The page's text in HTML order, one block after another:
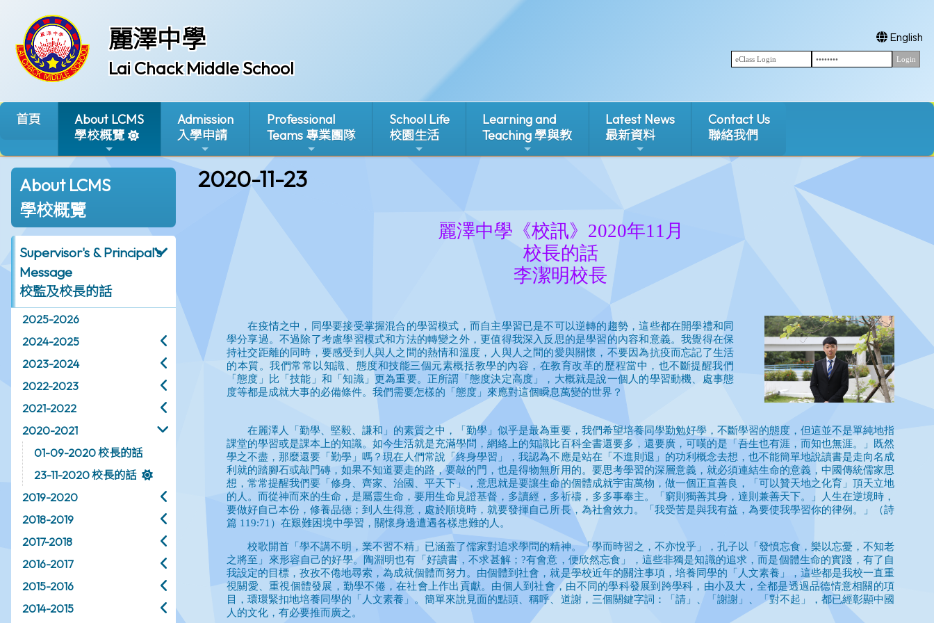
麗澤中學
Lai Chack Middle School
English
首頁
About LCMS
學校概覽
Admission
入學申請
Professional
Teams 專業團隊
School Life
校園生活
Learning and
Teaching 學與教
Latest News
最新資料
Contact Us
聯絡我們
About LCMS
學校概覽
Supervisor's & Principal's
Message
校監及校長的話
2025-2026
2024-2025
2023-2024
2022-2023
2021-2022
2020-2021
01-09-2020 校長的話
23-11-2020 校長的話
2019-2020
2018-2019
2017-2018
2016-2017
2015-2016
2014-2015
2020-11-23